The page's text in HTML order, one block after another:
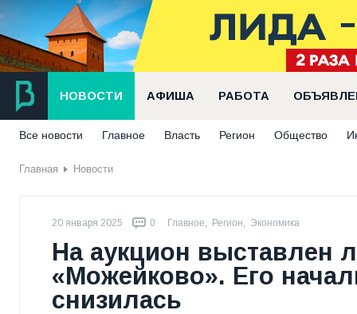
НОВОСТИ АФИША РАБОТА
Все новости Главное Власть Регион Общество
Главная Новости
20 января 2025 0 Главное, Регион, Экономика
На аукцион выставлен
«Можейково». Его
снизилась